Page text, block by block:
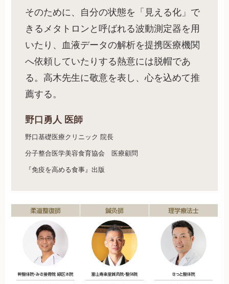
そのために、自分の状態を「見える化」で
きるメタトロンと呼ばれる波動測定器を用
いたり、血液データの解析を提携医療機関
へ依頼していたりする熱意には脱帽であ
る。高木先生に敬意を表し、心を込めて推
薦する。
野口勇人 医師
野口基礎医療クリニック 院長
分子整合医学美容食育協会 医療顧問
『免疫を高める食事』出版